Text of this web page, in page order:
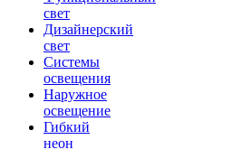
свет
Дизайнерский
свет
Системы
освещения
Наружное
освещение
Гибкий
неон